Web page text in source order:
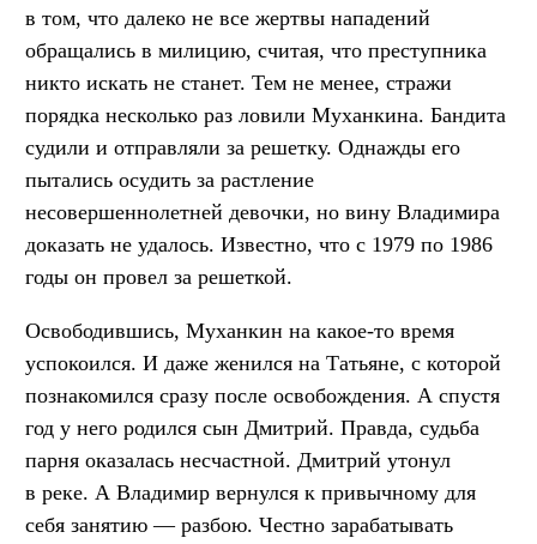
в том, что далеко не все жертвы нападений
обращались в милицию, считая, что преступника
никто искать не станет. Тем не менее, стражи
порядка несколько раз ловили Муханкина. Бандита
судили и отправляли за решетку. Однажды его
пытались осудить за растление
несовершеннолетней девочки, но вину Владимира
доказать не удалось. Известно, что с 1979 по 1986
годы он провел за решеткой.
Освободившись, Муханкин на какое-то время
успокоился. И даже женился на Татьяне, с которой
познакомился сразу после освобождения. А спустя
год у него родился сын Дмитрий. Правда, судьба
парня оказалась несчастной. Дмитрий утонул
в реке. А Владимир вернулся к привычному для
себя занятию — разбою. Честно зарабатывать